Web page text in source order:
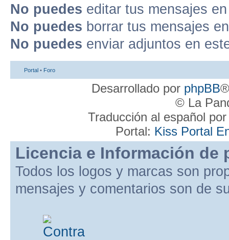
No puedes editar tus mensajes
No puedes borrar tus mensajes
No puedes enviar adjuntos en
Portal • Foro
Desarrollado por phpBB
© La
Traducción al español
Portal: Kiss Portal
Licencia e Información de
Todos los logos y marcas son
mensajes y comentarios son de